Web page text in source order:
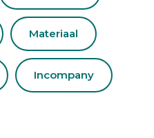
Materiaal
Incompany